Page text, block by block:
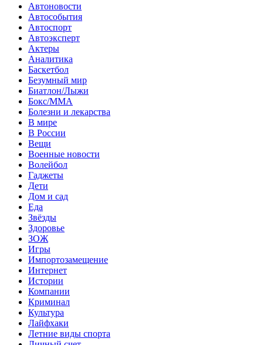
Автоновости
Автособытия
Автоспорт
Автоэксперт
Актеры
Аналитика
Баскетбол
Безумный мир
Биатлон/Лыжи
Бокс/MMA
Болезни и лекарства
В мире
В России
Вещи
Военные новости
Волейбол
Гаджеты
Дети
Дом и сад
Еда
Звёзды
Здоровье
ЗОЖ
Игры
Импортозамещение
Интернет
Истории
Компании
Криминал
Культура
Лайфхаки
Летние виды спорта